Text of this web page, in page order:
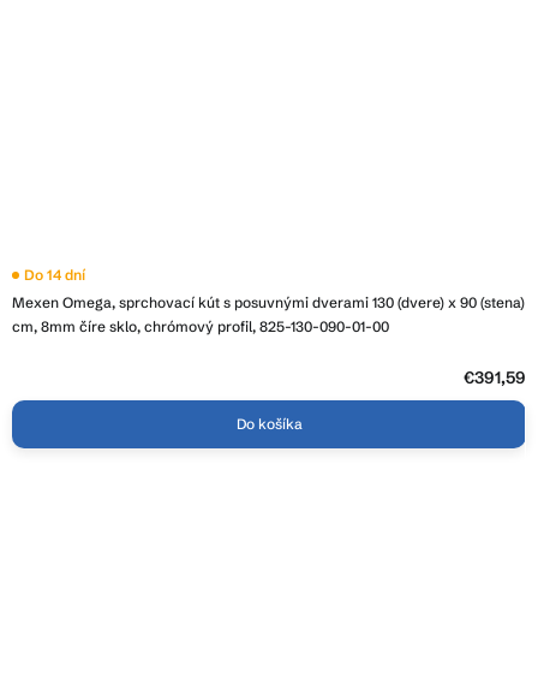
Mexen Omega, sprchovací kút s posuvnými dverami 130 (dvere) x 90 (stena)
cm, 8mm číre sklo, chrómový profil, 825-130-090-01-00
Do 14 dní
€391,59
Do košíka